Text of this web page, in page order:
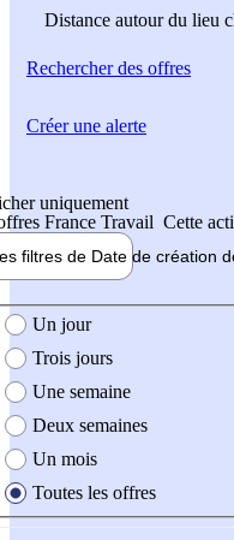
Distance autour du lieu
Rechercherdes offres
uniquement
France Travail Cette
filtres de Date de création
création de l'offre
Un jour
Trois jours
Une semaine
Deux semaines
Un mois
Toutes les offres
Créer une alerte